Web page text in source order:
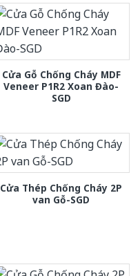
Cửa Gỗ Chống Cháy MDF
Veneer P1R2 Xoan Đào-
SGD
Cửa Thép Chống Cháy 2P
van Gỗ-SGD